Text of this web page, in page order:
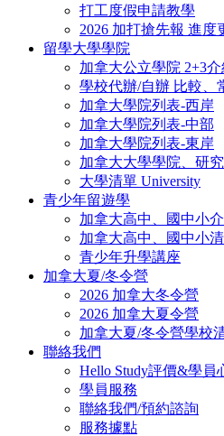
打工度假申請教學
2026 加打搶先報 進度
留學大學學院
加拿大公立學院 2+3介
學校代辦/自辦 比較、
加拿大學院列表-西岸
加拿大學院列表-中部
加拿大學院列表-東岸
加拿大大學學院、研
大學清單 University
青少年留遊學
加拿大高中、國中小
加拿大高中、國中小
青少年升學講座
加拿大夏/冬令營
2026 加拿大冬令營
2026 加拿大夏令營
加拿大夏/冬令營學校
聯絡我們
Hello Study評價&學員
學員服務
聯絡我們/預約諮詢
服務據點